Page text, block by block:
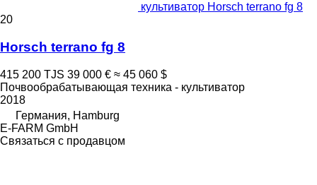
культиватор Horsch terrano fg 8
20
Horsch terrano fg 8
415 200 TJS 39 000 € ≈ 45 060 $
Почвообрабатывающая техника - культиватор
2018
Германия, Hamburg
E-FARM GmbH
Связаться с продавцом